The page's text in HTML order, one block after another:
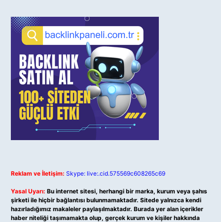
Reklam ve İletişim: Skype: live:.cid.575569c608265c69
Yasal Uyarı: Bu internet sitesi, herhangi bir marka, kurum veya şahıs
şirketi ile hiçbir bağlantısı bulunmamaktadır. Sitede yalnızca kendi
hazırladığımız makaleler paylaşılmaktadır. Burada yer alan içerikler
haber niteliği taşımamakta olup, gerçek kurum ve kişiler hakkında